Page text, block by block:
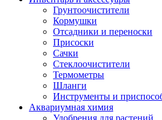
Грунтоочистители
Кормушки
Отсадники и переноски
Присоски
Сачки
Стеклоочистители
Термометры
Шланги
Инструменты и
Аквариумная химия